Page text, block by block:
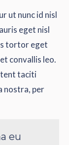
ut nunc id nisl
eget nisl
tortor eget
convallis leo.
taciti
nostra, per
eu